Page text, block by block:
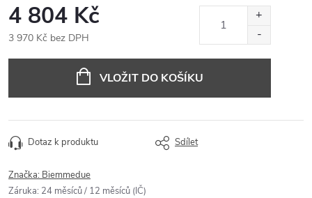
4 804 Kč
3 970 Kč bez DPH
VLOŽIT DO KOŠÍKU
Dotaz k produktu Sdílet
Značka: Biemmedue
Záruka: 24 měsíců / 12 měsíců (IČ)